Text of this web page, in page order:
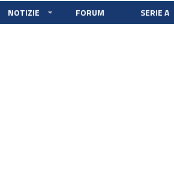
NOTIZIE FORUM SERIE A